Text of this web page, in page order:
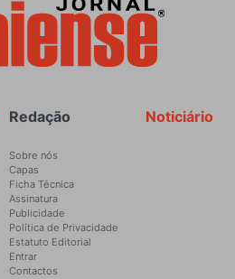
Noticiário
Redação
Sobre nós
Capas
Ficha Técnica
Assinatura
Publicidade
Política de Privacidade
Estatuto Editorial
Entrar
Contactos